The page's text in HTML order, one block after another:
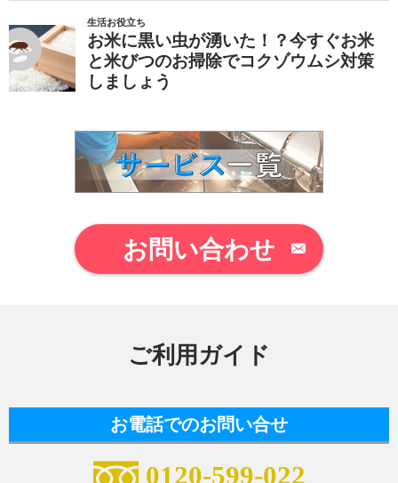
お問い合わせ
ご利用ガイド
お電話でのお問い合せ
0120-599-022